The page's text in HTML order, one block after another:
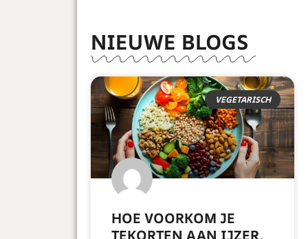
NIEUWE BLOGS
VEGETARISCH
HOE VOORKOM JE